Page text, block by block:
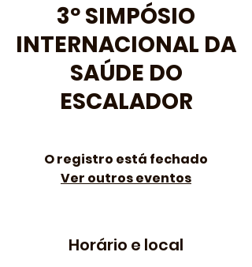
3º SIMPÓSIO
INTERNACIONAL DA
SAÚDE DO
ESCALADOR
O registro está fechado
Ver outros eventos
Horário e local